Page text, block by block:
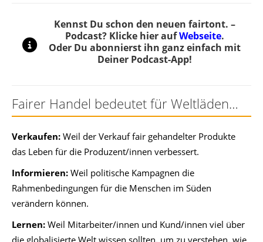
Kennst Du schon den neuen fairtont. –
Podcast? Klicke hier aufWebseite.
Oder Du abonnierst ihn ganz einfach mit
Deiner Podcast-App!
Fairer Handel bedeutet für Weltläden…
Verkaufen: Weil der Verkauf fair gehandelter Produkte
das Leben für die Produzent/innen verbessert.
Informieren: Weil politische Kampagnen die
Rahmenbedingungen für die Menschen im Süden
verändern können.
Lernen: Weil Mitarbeiter/innen und Kund/innen viel über
die globalisierte Welt wissen sollten, um zu verstehen, wie